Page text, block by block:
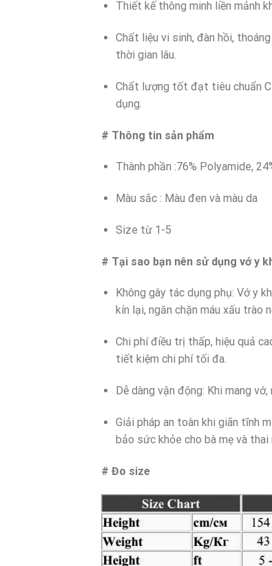
Thiết kế thông minh liền mảnh
Chất liệu vi sinh, đàn hồi,
thời gian lâu.
Chất lượng tốt đạt tiêu chuẩn
dụng.
# Thông tin sản phẩm
Thành phần :76% Polyamide,
Màu sắc : Màu đen và màu da
Size từ 1-5
# Tại sao bạn nên sử dụng vớ y
Không gây tác dụng phụ: Vớ y
kín lại, ngăn chặn máu xấu trào
Chi phí điều trị thấp, hiệu quả
tiết kiệm chi phí tối đa.
Dễ dàng vận động: Khi mang
Giải pháp an toàn khi giãn tĩnh
bảo sức khỏe cho bà mẹ và thai
# Đo size